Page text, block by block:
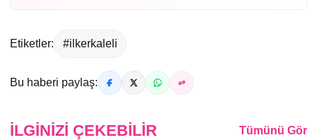
Etiketler: #ilkerkaleli
Bu haberi paylaş:
İLGINIZI ÇEKEBILIR Tümünü Gör